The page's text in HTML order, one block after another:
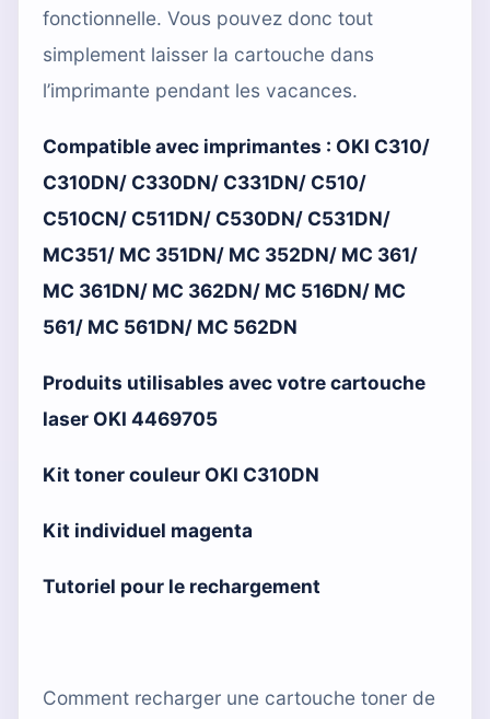
fonctionnelle. Vous pouvez donc tout
simplement laisser la cartouche dans
l’imprimante pendant les vacances.
Compatible avec imprimantes : OKI C310/
C310DN/ C330DN/ C331DN/ C510/
C510CN/ C511DN/ C530DN/ C531DN/
MC351/ MC 351DN/ MC 352DN/ MC 361/
MC 361DN/ MC 362DN/ MC 516DN/ MC
561/ MC 561DN/ MC 562DN
Produits utilisables avec votre cartouche
laser OKI 4469705
Kit toner couleur OKI C310DN
Kit individuel magenta
Tutoriel pour le rechargement
Comment recharger une cartouche toner de